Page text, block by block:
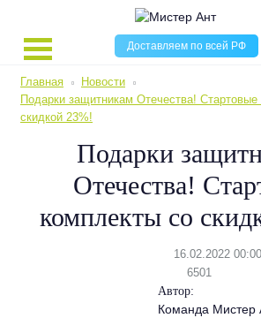
Доставляем по всей РФ
Главная
Новости
Подарки защитникам Отечества!
скидкой 23%!
Подарки
Отечества!
комплекты со
16.02.2022 00:00
6501
Автор:
Команда Мистер